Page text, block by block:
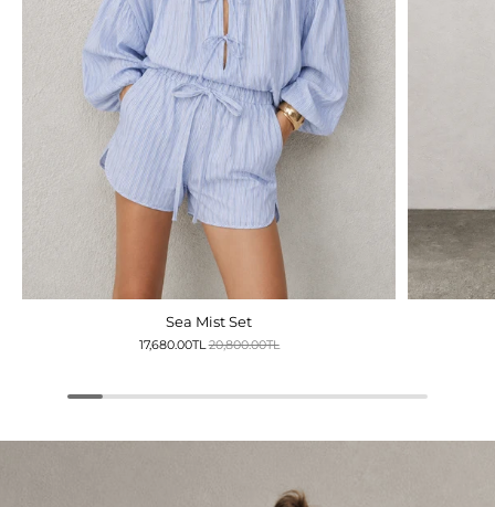
Sea Mist Set
17,680.00TL 20,800.00TL